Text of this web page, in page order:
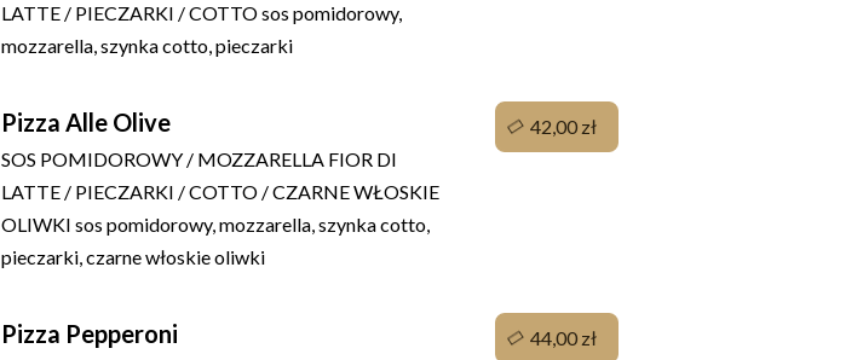
LATTE / PIECZARKI / COTTOsos pomidorowy,
mozzarella, szynka cotto, pieczarki
Pizza Alle Olive
SOS POMIDOROWY / MOZZARELLA FIOR DI
LATTE / PIECZARKI / COTTO / CZARNE WŁOSKIE
OLIWKI sos pomidorowy, mozzarella, szynka cotto,
pieczarki, czarne włoskie oliwki
Pizza Pepperoni